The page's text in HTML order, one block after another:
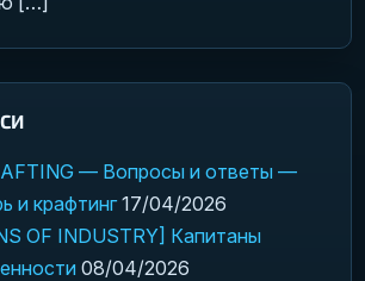
— Вопросы и ответы —
и крафтинг17/04/2026
OF INDUSTRY] Капитаны
08/04/2026